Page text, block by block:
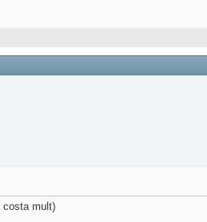
costa mult)